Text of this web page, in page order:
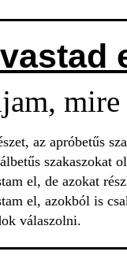
az apróbetűs
szakaszokat
el, de azokat
el, azokból is
válaszolni.